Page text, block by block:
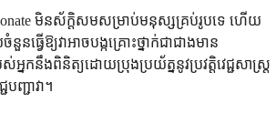
មិនស័ក្តិសមសម្រាប់មនុស្សគ្រប់រូបទេ ហើយ
ធ្វើឱ្យវាអាចបង្កគ្រោះថ្នាក់ជាជាងមាន
នកនឹងពិនិត្យដោយប្រុងប្រយ័ត្ននូវប្រវត្តិវេជ្ជសាស្ត្រ
ញ្ជាវា។